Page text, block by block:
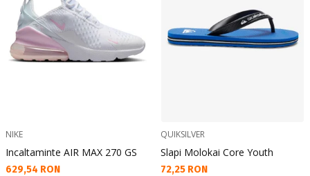
NIKE
Incaltaminte AIR MAX 270 GS
Текуща цена:
629,54 RON
QUIKSILVER
Slapi Molokai Core Youth
Текуща цена:
72,25 RON